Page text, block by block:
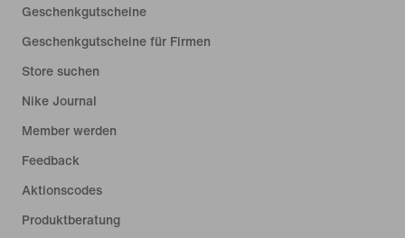
Geschenkgutscheine
Geschenkgutscheine für Firmen
Store suchen
Nike Journal
Member werden
Feedback
Aktionscodes
Produktberatung